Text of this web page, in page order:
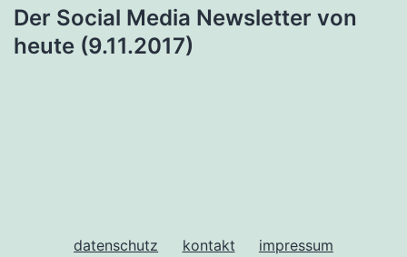
Der Social Media Newsletter von
heute (9.11.2017)
datenschutz kontakt impressum